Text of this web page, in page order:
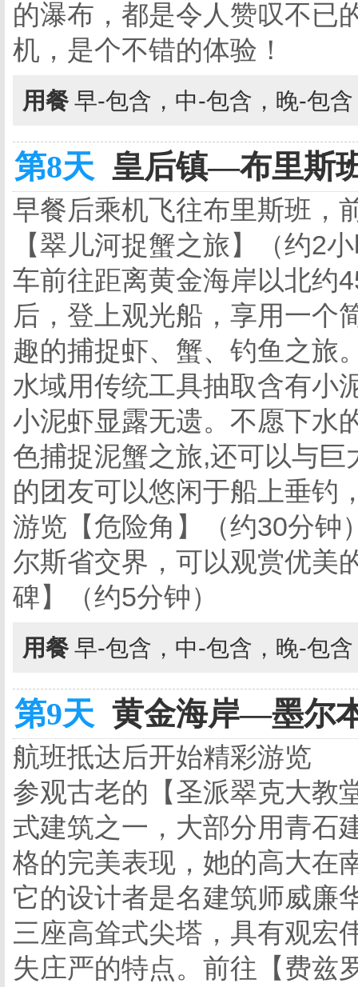
的瀑布，都是令人赞叹不已
机，是个不错的体验！
用餐 早-包含，中-包含，晚-包
第8天 皇后镇—布里斯
早餐后乘机飞往布里斯班，
【翠儿河捉蟹之旅】（约2
车前往距离黄金海岸以北约
后，登上观光船，享用一个
趣的捕捉虾、蟹、钓鱼之旅
水域用传统工具抽取含有小
小泥虾显露无遗。不愿下水
色捕捉泥蟹之旅,还可以与
的团友可以悠闲于船上垂钓
游览【危险角】（约30分钟
尔斯省交界，可以观赏优美
碑】（约5分钟）
用餐 早-包含，中-包含，晚-包
第9天 黄金海岸—墨尔
航班抵达后开始精彩游览
参观古老的【圣派翠克大教
式建筑之一，大部分用青石
格的完美表现，她的高大在
它的设计者是名建筑师威廉
三座高耸式尖塔，具有观宏
失庄严的特点。前往【费兹